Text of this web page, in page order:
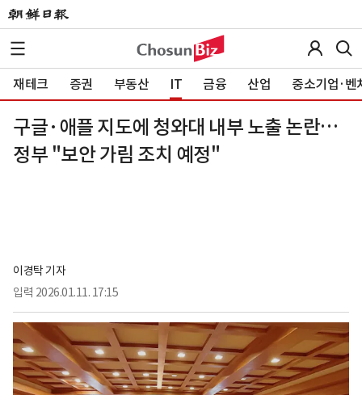
재테크 증권 부동산 IT 금융 산업 중소기업·벤
구글·애플 지도에 청와대 내부 노출 논란…
정부 "보안 가림 조치 예정"
이경탁 기자
입력 2026.01.11. 17:15